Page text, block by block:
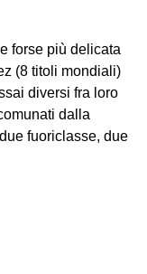
forse più delicata
(8 titoli mondiali)
diversi fra loro
dalla
fuoriclasse, due